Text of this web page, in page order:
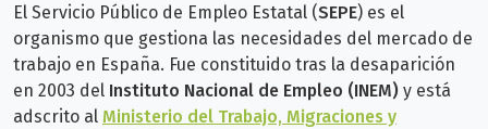
El Servicio Público de Empleo Estatal (SEPE) es el
organismo que gestiona las necesidades del mercado de
trabajo en España. Fue constituido tras la desaparición
en 2003 del Instituto Nacional de Empleo (INEM) y está
adscrito al Ministerio del Trabajo, Migraciones y